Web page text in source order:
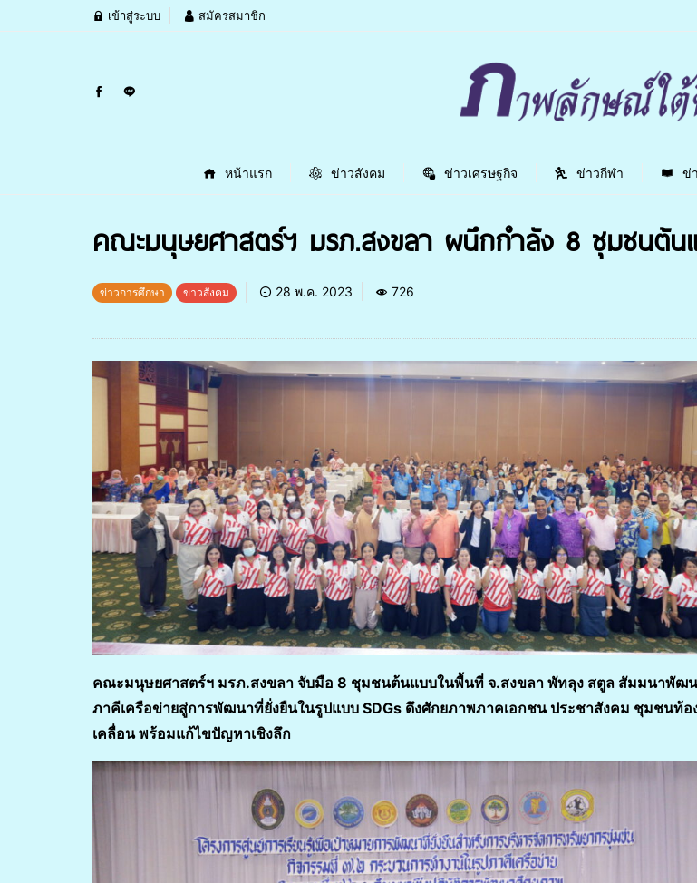
เข้าสู่ระบบ สมัครสมาชิก
หน้าแรก ข่าวสังคม ข่าวเศรษฐกิจ ข่าวกีฬา ข่
คณะมนุษยศาสตร์ฯ มรภ.สงขลา ผนึกกำลัง 8 ชุมชนต้น
ข่าวการศึกษา ข่าวสังคม 28 พ.ค. 2023 726
คณะมนุษยศาสตร์ฯ มรภ.สงขลา จับมือ 8 ชุมชนต้นแบบในพื้นที่ จ.สงขลา พัทลุง สตูล สัมมนาพัฒ
ภาคีเครือข่ายสู่การพัฒนาที่ยั่งยืนในรูปแบบ SDGs ดึงศักยภาพภาคเอกชน ประชาสังคม ชุมชนท้
เคลื่อน พร้อมแก้ไขปัญหาเชิงลึก